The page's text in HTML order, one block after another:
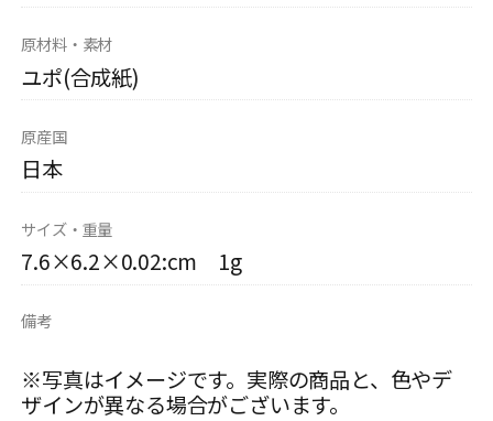
原材料・素材
ユポ(合成紙)
原産国
日本
サイズ・重量
7.6×6.2×0.02:cm 1g
備考
※写真はイメージです。実際の商品と、色やデ
ザインが異なる場合がございます。